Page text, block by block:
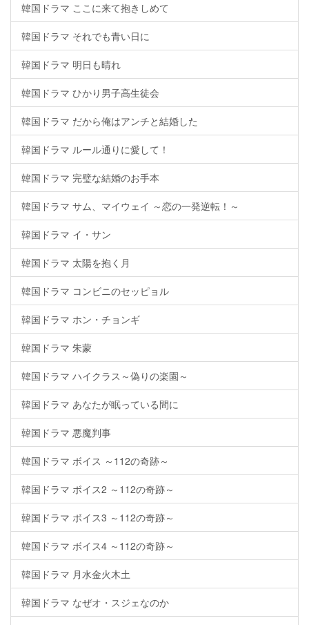
韓国ドラマ ここに来て抱きしめて
韓国ドラマ それでも青い日に
韓国ドラマ 明日も晴れ
韓国ドラマ ひかり男子高生徒会
韓国ドラマ だから俺はアンチと結婚した
韓国ドラマ ルール通りに愛して！
韓国ドラマ 完璧な結婚のお手本
韓国ドラマ サム、マイウェイ ～恋の一発逆転！～
韓国ドラマ イ・サン
韓国ドラマ 太陽を抱く月
韓国ドラマ コンビニのセッピョル
韓国ドラマ ホン・チョンギ
韓国ドラマ 朱蒙
韓国ドラマ ハイクラス～偽りの楽園～
韓国ドラマ あなたが眠っている間に
韓国ドラマ 悪魔判事
韓国ドラマ ボイス ～112の奇跡～
韓国ドラマ ボイス2 ～112の奇跡～
韓国ドラマ ボイス3 ～112の奇跡～
韓国ドラマ ボイス4 ～112の奇跡～
韓国ドラマ 月水金火木土
韓国ドラマ なぜオ・スジェなのか